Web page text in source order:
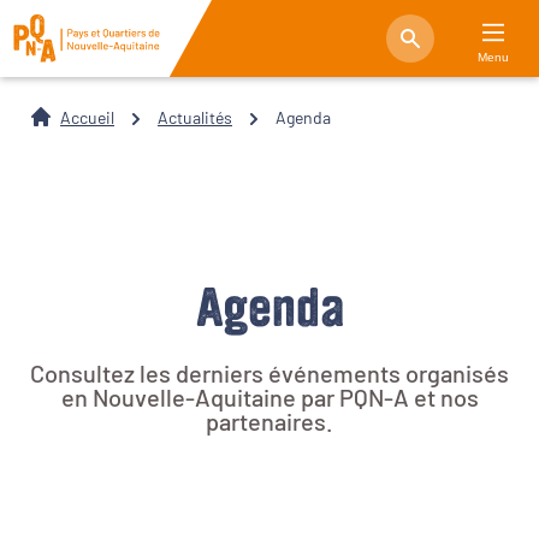
Menu
Accueil Actualités Agenda
Agenda
Consultez les derniers événements organisés
en Nouvelle-Aquitaine par PQN-A et nos
partenaires.